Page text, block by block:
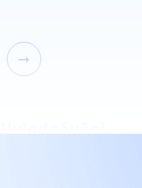
Vyjednávání